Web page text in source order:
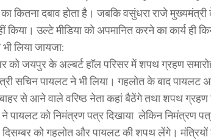
कितना दबाव होता है। जबकि वसुंधरा राजे मुख्यमंत्री
किया। उल्टे मीडिया को अपमानित करने का कार्य ही
लिया जायजा:
को जयपुर के अल्बर्ट हाॅल परिसर में शपथ ग्रहण
सचिन पायलट ने भी लिया। गहलोत के बाद पायलट
से आने वाले वरिष्ठ नेता कहां बैठेंगे तथा शपथ ग्रहण
ने पायलट को निमंत्रण पत्र दिखाया लेकिन निमंत्रण
को गहलोत और पायलट की शपथ लेंगे। मंत्रियों